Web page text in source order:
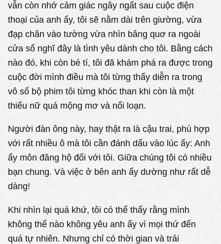
vẫn còn nhớ cảm giác ngây ngất sau cuộc điện
thoại của anh ấy, tôi sẽ nằm dài trên giường, vừa
đạp chân vào tường vừa nhìn bâng quơ ra ngoài
cửa sổ nghĩ đây là tình yêu dành cho tôi. Bằng cách
nào đó, khi còn bé tí, tôi đã khám phá ra được trong
cuộc đời mình điều mà tôi từng thấy diễn ra trong
vô số bộ phim tôi từng khóc than khi còn là một
thiếu nữ quá mộng mơ và nổi loạn.
Người đàn ông này, hay thật ra là cậu trai, phù hợp
với rất nhiều ô mà tôi cần đánh dấu vào lúc ấy: Anh
ấy môn đăng hộ đối với tôi. Giữa chúng tôi có nhiều
bạn chung. Và việc ở bên anh ấy dường như rất dễ
dàng!
Khi nhìn lại quá khứ, tôi có thể thấy rằng mình
không thể nào không yêu anh ấy vì mọi thứ đến
quá tự nhiên. Nhưng chỉ có thời gian và trải